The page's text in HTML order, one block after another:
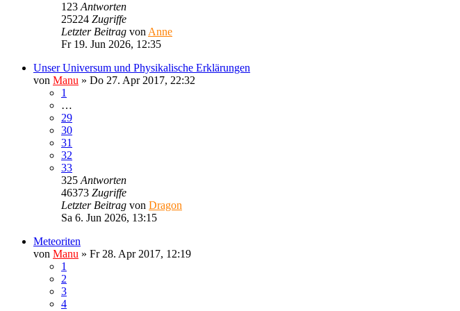
123 Antworten
25224 Zugriffe
Letzter Beitrag von Anne
Fr 19. Jun 2026, 12:35
Unser Universum und Physikalische Erklärungen
von Manu » Do 27. Apr 2017, 22:32
1
…
29
30
31
32
33
325 Antworten
46373 Zugriffe
Letzter Beitrag von Dragon
Sa 6. Jun 2026, 13:15
Meteoriten
von Manu » Fr 28. Apr 2017, 12:19
1
2
3
4